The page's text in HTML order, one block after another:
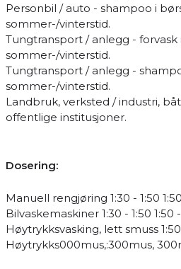
Personbil / auto - shampoo i
sommer-/vinterstid.
Tungtransport / anlegg -
sommer-/vinterstid.
Tungtransport / anlegg -
sommer-/vinterstid.
Landbruk, verksted / industri,
offentlige institusjoner.
Dosering:
Manuell rengjøring 1:30 - 1:50
Bilvaskemaskiner 1:30 - 1:50 1:50 -
Høytrykksvasking, lett smuss 1:50
Høytrykks000mus,:300mus,